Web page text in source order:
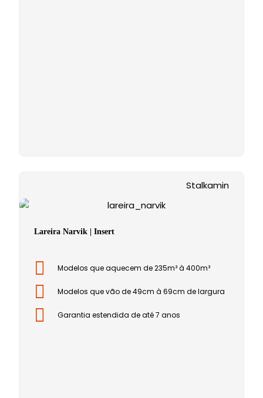
Lareira Narvik | Insert
Stalkamin
Modelos que aquecem de 235m³ à 400m³
Modelos que vão de 49cm à 69cm de largura
Garantia estendida de até 7 anos